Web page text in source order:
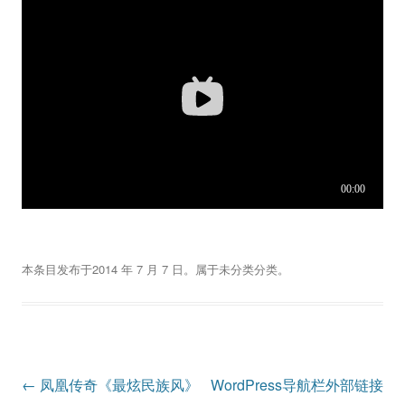
本条目发布于2014 年 7 月 7 日。属于未分类分类。
文
← 凤凰传奇《最炫民族风》
WordPress导航栏外部链接